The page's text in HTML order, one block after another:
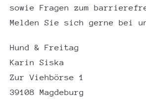
sowie Fragen zum
Melden Sie sich gerne bei
Hund & Freitag
Karin Siska
Zur Viehbörse 1
39108 Magdeburg